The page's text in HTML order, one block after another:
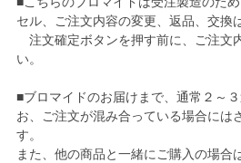
セル、ご注文内容の変更、返品、交換
注文確定ボタンを押す前に、ご注文
い。
■ブロマイドのお届けまで、通常２～
お、ご注文が混み合っている場合には
す。
また、他の商品と一緒にご購入の場合